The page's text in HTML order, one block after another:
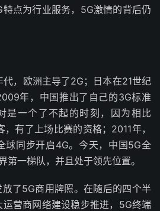
点为行业服务，5G激情的背后仍
，欧洲主导了2G；日本在21世纪
年，中国推出了自己的3G标准
是一个了不起的时刻，因为相比
有了上场比赛的资格；2011年，
球同步开启4G。今天，中国5G全
第一梯队，并且处于领先位置。
了5G商用牌照。在随后的四个半
营商网络建设稳步推进，5G终端